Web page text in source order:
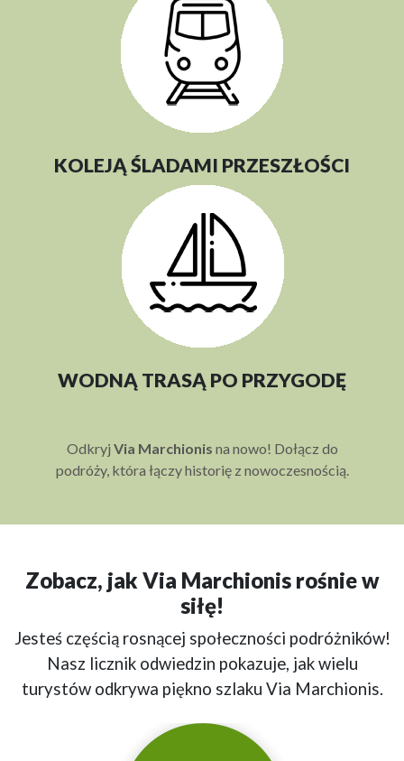
KOLEJĄ ŚLADAMI PRZESZŁOŚCI
WODNĄ TRASĄ PO PRZYGODĘ
Odkryj Via Marchionis na nowo! Dołącz do
podróży, która łączy historię z nowoczesnością.
Zobacz, jak Via Marchionis rośnie w
siłę!
Jesteś częścią rosnącej społeczności podróżników!
Nasz licznik odwiedzin pokazuje, jak wielu
turystów odkrywa piękno szlaku Via Marchionis.